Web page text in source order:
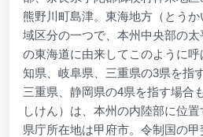
熊野川町島津。東海地方（とう
域区分の一つで、本州中央部の
の東海道に由来してこのように
知県、岐阜県、三重県の3県を指
三重県、静岡県の4県を指す場合
しけん）は、本州の内陸部に位置
県庁所在地は甲府市。令制国の